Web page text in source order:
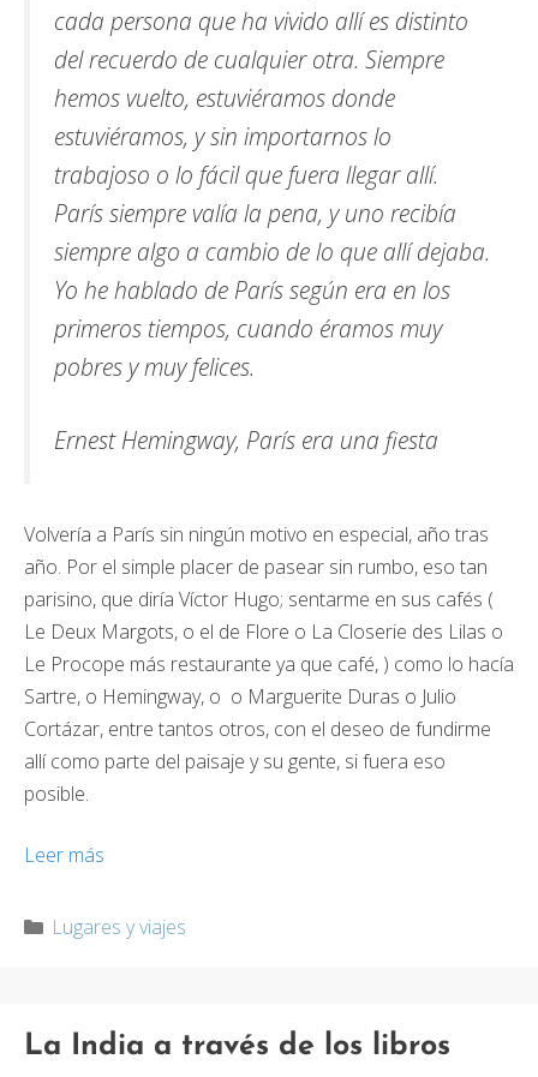
cada persona que ha vivido allí es distinto
del recuerdo de cualquier otra. Siempre
hemos vuelto, estuviéramos donde
estuviéramos, y sin importarnos lo
trabajoso o lo fácil que fuera llegar allí.
París siempre valía la pena, y uno recibía
siempre algo a cambio de lo que allí dejaba.
Yo he hablado de París según era en los
primeros tiempos, cuando éramos muy
pobres y muy felices.
Ernest Hemingway, París era una fiesta
Volvería a París sin ningún motivo en especial, año tras
año. Por el simple placer de pasear sin rumbo, eso tan
parisino, que diría Víctor Hugo; sentarme en sus cafés (
Le Deux Margots, o el de Flore o La Closerie des Lilas o
Le Procope más restaurante ya que café, ) como lo hacía
Sartre, o Hemingway, o o Marguerite Duras o Julio
Cortázar, entre tantos otros, con el deseo de fundirme
allí como parte del paisaje y su gente, si fuera eso
posible.
Leer más
Categorías
Lugares y viajes
La India a través de los libros